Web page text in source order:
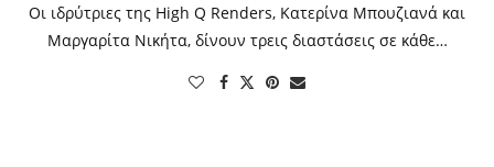
Οι ιδρύτριες της High Q Renders, Κατερίνα Μπουζιανά και
Μαργαρίτα Νικήτα, δίνουν τρεις διαστάσεις σε κάθε…